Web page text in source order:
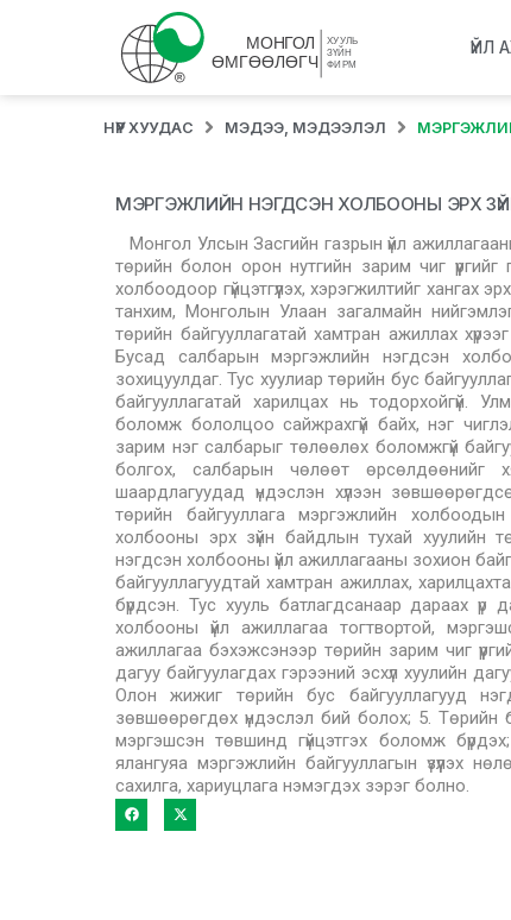
ҮЙЛ
НҮҮР ХУУДАС МЭДЭЭ, МЭДЭЭЛЭЛ
МЭРГЭЖЛИЙН НЭГДСЭН ХОЛБООНЫ ЭРХ
Монгол Улсын Засгийн газрын үйл
төрийн болон орон нутгийн зарим чиг
холбоодоор гүйцэтгүүлэх, хэрэгжилтийг хангах
танхим, Монголын Улаан загалмайн
төрийн байгууллагатай хамтран ажиллах
Бусад салбарын мэргэжлийн нэгдсэн
зохицуулдаг. Тус хуулиар төрийн бус
байгууллагатай харилцах нь тодорхойгүй.
боломж бололцоо сайжрахгүй байх, нэг
зарим нэг салбарыг төлөөлөх боломжгүй
болгох, салбарын чөлөөт
шаардлагуудад үндэслэн хүлээн
төрийн байгууллага мэргэжлийн
холбооны эрх зүйн байдлын тухай хуулийн
нэгдсэн холбооны үйл ажиллагааны зохион
байгууллагуудтай хамтран ажиллах,
бүрдсэн. Тус хууль батлагдсанаар дараах
холбооны үйл ажиллагаа тогтвортой,
ажиллагаа бэхэжсэнээр төрийн зарим чиг
дагуу байгуулагдах гэрээний эсхүл хуулийн
Олон жижиг төрийн бус байгууллагууд
зөвшөөрөгдөх үндэслэл бий болох; 5. Төрийн
мэргэшсэн төвшинд гүйцэтгэх боломж
ялангуяа мэргэжлийн байгууллагын үзүүлэх
сахилга, хариуцлага нэмэгдэх зэрэг болно.